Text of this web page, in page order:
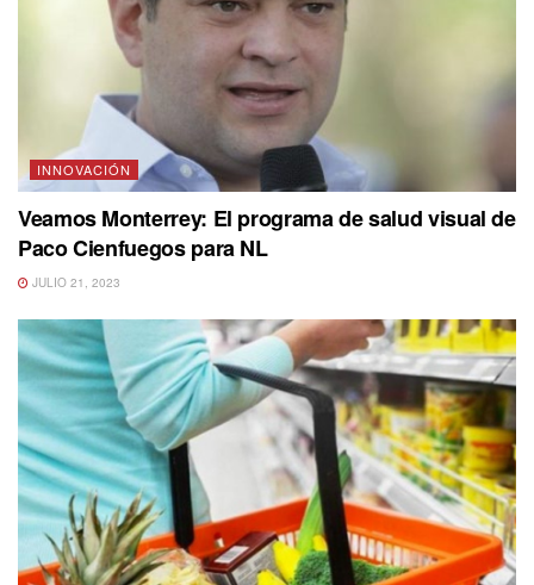
INNOVACIÓN
Veamos Monterrey: El programa de salud visual de
Paco Cienfuegos para NL
JULIO 21, 2023